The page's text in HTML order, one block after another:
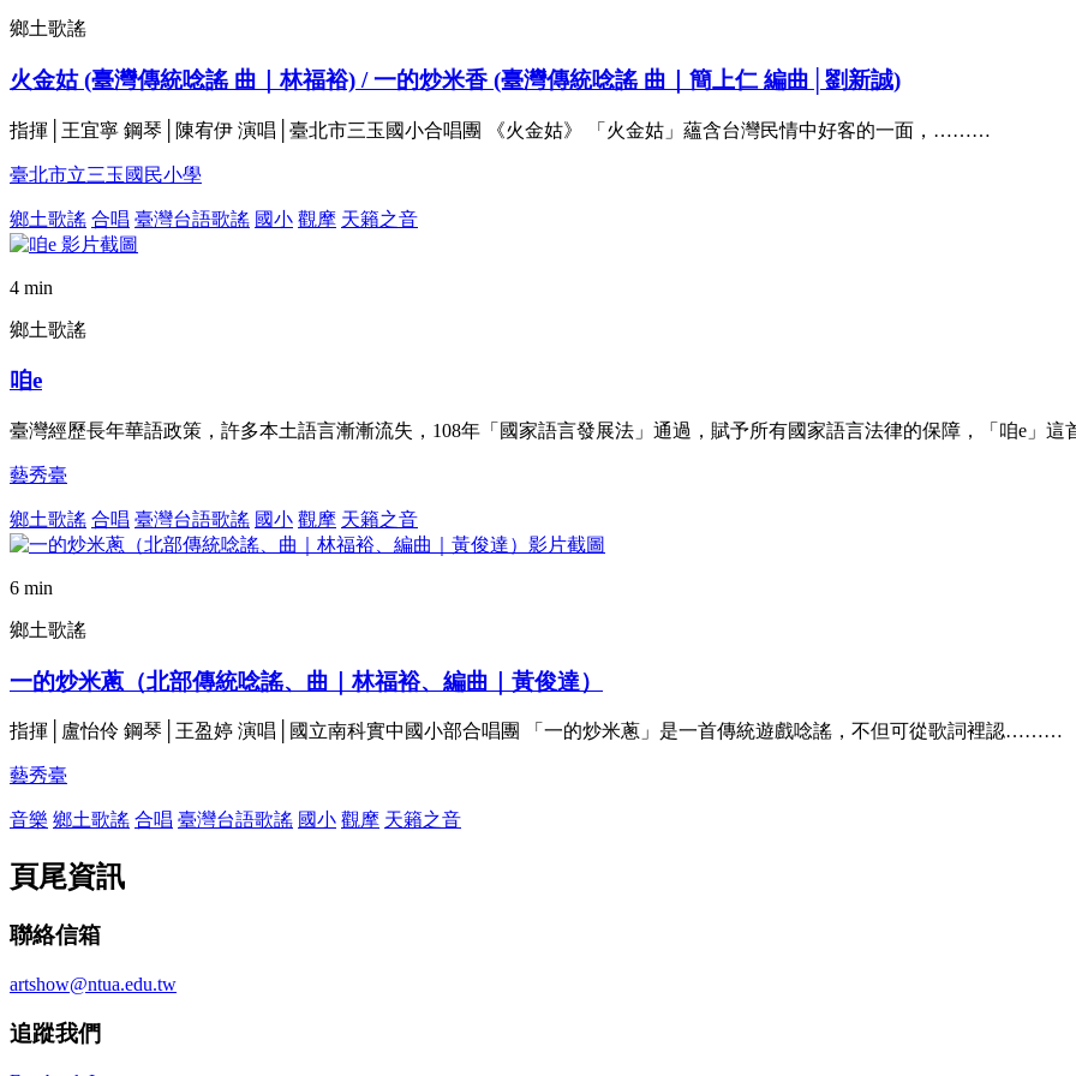
鄉土歌謠
火金姑 (臺灣傳統唸謠 曲｜林福裕) / 一的炒米香 (臺灣傳統唸謠 曲｜簡上仁 編曲│劉新誠)
指揮│王宜寧 鋼琴│陳宥伊 演唱│臺北市三玉國小合唱團 《火金姑》 「火金姑」蘊含台灣民情中好客的一面，………
臺北市立三玉國民小學
鄉土歌謠 合唱 臺灣台語歌謠 國小 觀摩 天籟之音
4 min
鄉土歌謠
咱e
臺灣經歷長年華語政策，許多本土語言漸漸流失，108年「國家語言發展法」通過，賦予所有國家語言法律的保障，「咱e」
藝秀臺
鄉土歌謠 合唱 臺灣台語歌謠 國小 觀摩 天籟之音
6 min
鄉土歌謠
一的炒米蔥（北部傳統唸謠、曲｜林福裕、編曲｜黃俊達）
指揮│盧怡伶 鋼琴│王盈婷 演唱│國立南科實中國小部合唱團 「一的炒米蔥」是一首傳統遊戲唸謠，不但可從歌詞裡認………
藝秀臺
音樂 鄉土歌謠 合唱 臺灣台語歌謠 國小 觀摩 天籟之音
頁尾資訊
聯絡信箱
artshow@ntua.edu.tw
追蹤我們